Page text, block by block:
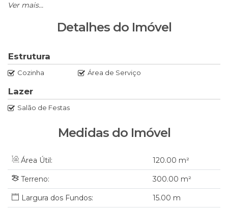
- Garagem para 1 veículo.
Esta casa é ideal para famílias que buscam um novo lar com
🌿 Localizada em uma área tranquila, com 300m² de
terreno e 120m² de área construída, esta casa é o sonho de
quem busca qualidade de vida.
💰 Consulte o valor e agende uma visita para conhecer esse
um lugar tão especial.
📞 Entre em contato conosco e garanta já a sua casa dos
sonhos em Laurentino, SC! 🏡
JAIR Imobiliária
CRECI/SC 6395J
Ver mais...
Detalhes do Imóvel
Estrutura
Cozinha Área de Serviço
Lazer
Salão de Festas
Medidas do Imóvel
Área Útil: 120.00 m²
Terreno: 300.00 m²
15.00 m